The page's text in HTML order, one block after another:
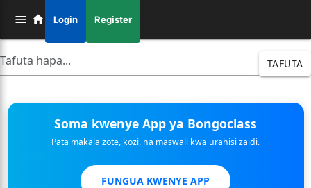
Login Register
TAFUTA
Soma kwenye App ya Bongoclass
Pata makala zote, kozi, na maswali kwa urahisi zaidi.
FUNGUA KWENYE APP